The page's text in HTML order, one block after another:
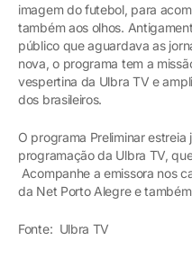
imagem do futebol, para
também aos olhos.
público que aguardava as
nova, o programa tem a
vespertina da Ulbra TV e
dos brasileiros.
O programa Preliminar
programação da Ulbra TV,
Acompanhe a emissora nos
da Net Porto Alegre e
Fonte: Ulbra TV